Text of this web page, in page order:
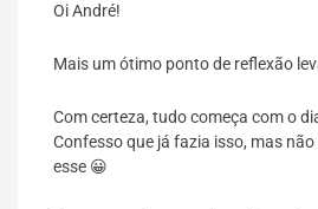
Oi André!
Mais um ótimo ponto de reflexão
Com certeza, tudo começa com o
Confesso que já fazia isso, mas
esse 😀